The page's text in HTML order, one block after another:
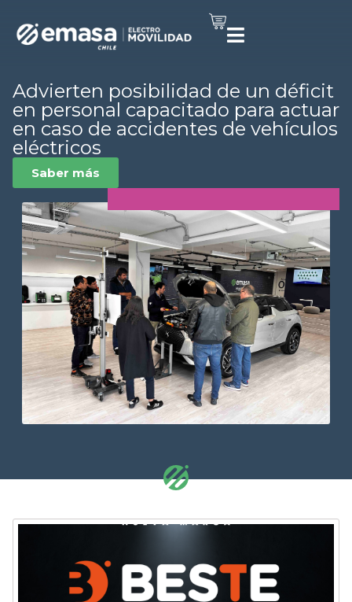
Advierten posibilidad de un déficit
en personal capacitado para actuar
en caso de accidentes de vehículos
eléctricos
Saber más